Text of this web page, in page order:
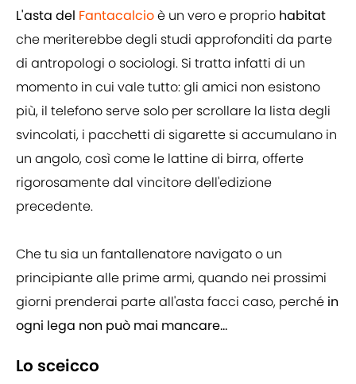
L'asta del Fantacalcioè un vero e proprio habitat
che meriterebbe degli studi approfonditi da parte
di antropologi o sociologi. Si tratta infatti di un
momento in cui vale tutto: gli amici non esistono
più, il telefono serve solo per scrollare la lista degli
svincolati, i pacchetti di sigarette si accumulano in
un angolo, così come le lattine di birra, offerte
rigorosamente dal vincitore dell'edizione
precedente.
Che tu sia un fantallenatore navigato o un
principiante alle prime armi, quando nei prossimi
giorni prenderai parte all'asta facci caso, perché in
ogni lega non può mai mancare...
Lo sceicco